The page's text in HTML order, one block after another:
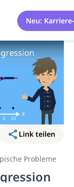
Neu:
Link teilen
Probleme